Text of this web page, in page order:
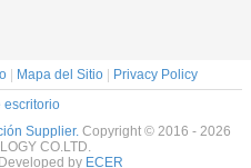
| Mapa del Sitio|
Privacy Policy
escritorio
Supplier. Copyright © 2016 - 2026
CO.LTD.
by ECER